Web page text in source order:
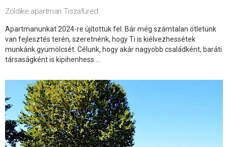
Zöldike apartman Tiszafüred
Apartmanunkat 2024-re újítottuk fel. Bár még számtalan ötletünk
van fejlesztés terén, szeretnénk, hogy Ti is kiélvezhessétek
munkánk gyümölcsét. Célunk, hogy akár nagyobb családként, baráti
társaságként is kipihenhess ...